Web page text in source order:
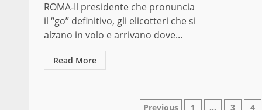
ROMA-Il presidente che pronuncia
il “go” definitivo, gli elicotteri che si
alzano in volo e arrivano dove...
Read More
Previous 1 … 3 4